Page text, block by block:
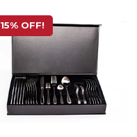
15% OFF!